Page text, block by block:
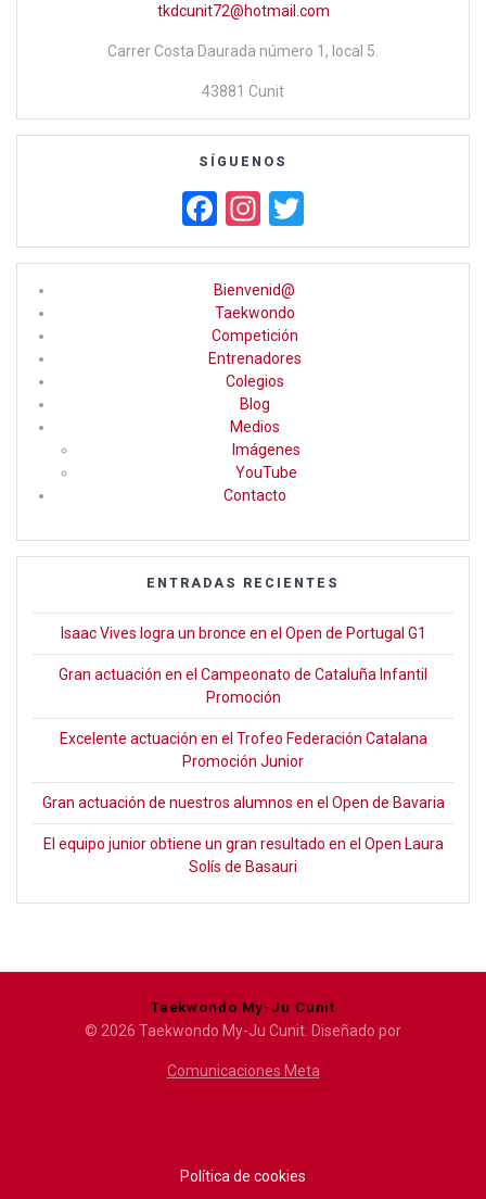
tkdcunit72@hotmail.com
Carrer Costa Daurada número 1, local 5.
43881 Cunit
SÍGUENOS
F
a
ce
b
o
o
k
In
st
a
gr
a
m
wi
tt
Bienvenid@
Taekwondo
Competición
Entrenadores
Colegios
Blog
Medios
Imágenes
YouTube
Contacto
ENTRADAS RECIENTES
Isaac Vives logra un bronce en el Open de Portugal G1
Gran actuación en el Campeonato de Cataluña Infantil
Promoción
Excelente actuación en el Trofeo Federación Catalana
Promoción Junior
Gran actuación de nuestros alumnos en el Open de Bavaria
El equipo junior obtiene un gran resultado en el Open Laura
Solís de Basauri
Taekwondo My-Ju Cunit
© 2026 Taekwondo My-Ju Cunit. Diseñado por
Comunicaciones Meta
Política de cookies